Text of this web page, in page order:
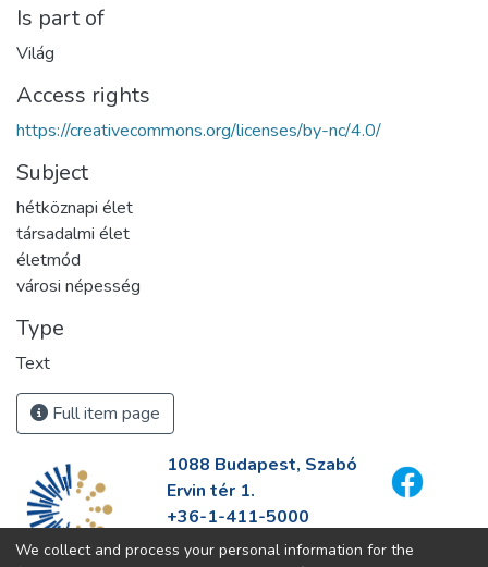
Is part of
Világ
Access rights
https://creativecommons.org/licenses/by-nc/4.0/
Subject
hétköznapi élet
társadalmi élet
életmód
városi népesség
Type
Text
Full item page
1088 Budapest, Szabó
Ervin tér 1.
+36-1-411-5000
info@fszek.hu
We collect and process your personal information for the